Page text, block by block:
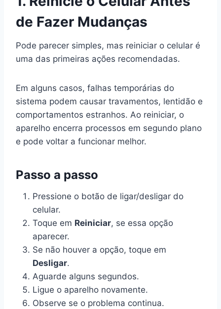
de Fazer Mudanças
Pode parecer simples, mas reiniciar o celular é
uma das primeiras ações recomendadas.
Em alguns casos, falhas temporárias do
sistema podem causar travamentos, lentidão e
comportamentos estranhos. Ao reiniciar, o
aparelho encerra processos em segundo plano
e pode voltar a funcionar melhor.
Passo a passo
Pressione o botão de ligar/desligar do
celular.
Toque em Reiniciar, se essa opção
aparecer.
Se não houver a opção, toque em
Desligar.
Aguarde alguns segundos.
Ligue o aparelho novamente.
Observe se o problema continua.